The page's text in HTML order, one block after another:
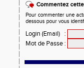
Commentez
Pour commenter une
dessous pour vous
Login (Email)
:
Mot de Passe :